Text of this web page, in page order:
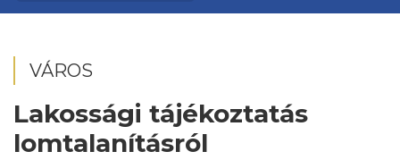
VÁROS
Lakossági tájékoztatás
lomtalanításról